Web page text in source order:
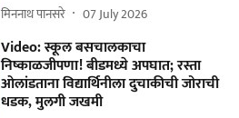
मिननाथ पानसरे 07 July 2026
Video: स्कूल बसचालकाचा
निष्काळजीपणा! बीडमध्ये अपघात; रस्ता
ओलांडताना विद्यार्थिनीला दुचाकीची जोराची
धडक, मुलगी जखमी